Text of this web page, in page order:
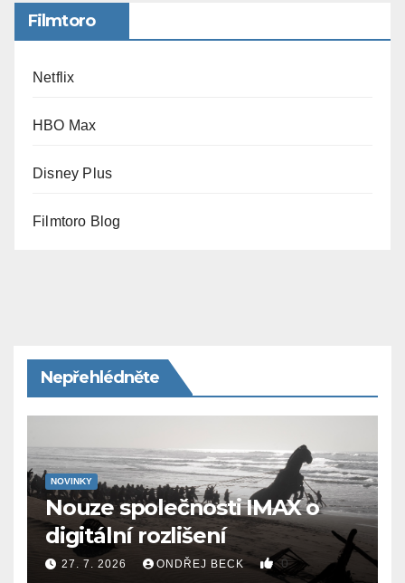
Filmtoro
Netflix
HBO Max
Disney Plus
Filmtoro Blog
Nepřehlédněte
NOVINKY
Nouze společnosti IMAX o
digitální rozlišení
27. 7. 2026 ONDŘEJ BECK 0